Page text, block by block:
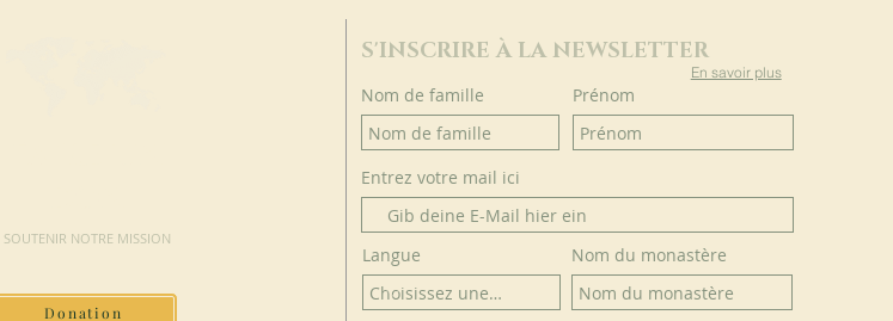
SOUTENIR NOTRE MISSION
Donation
S'INSCRIRE À LA NEWSLETTER
En savoir plus
Nom de famille Prénom
Entrez votre mail ici
Langue Nom du monastère